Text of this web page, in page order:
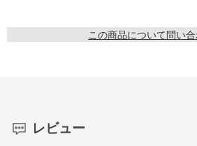
この商品について問い
レビュー